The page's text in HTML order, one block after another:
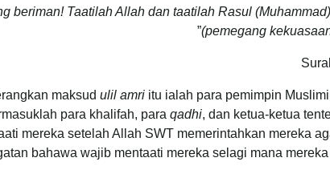
beriman! Taatilah Allah dan taatilah Rasul
(pemegang
”
maksud ulil amri itu ialah para pemimpin
para khalifah, para qadhi, dan ketua-ketua
mereka setelah Allah SWT memerintahkan mereka
bahawa wajib mentaati mereka selagi mana